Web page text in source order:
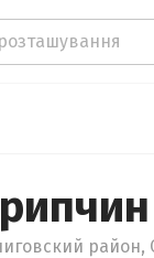
район,